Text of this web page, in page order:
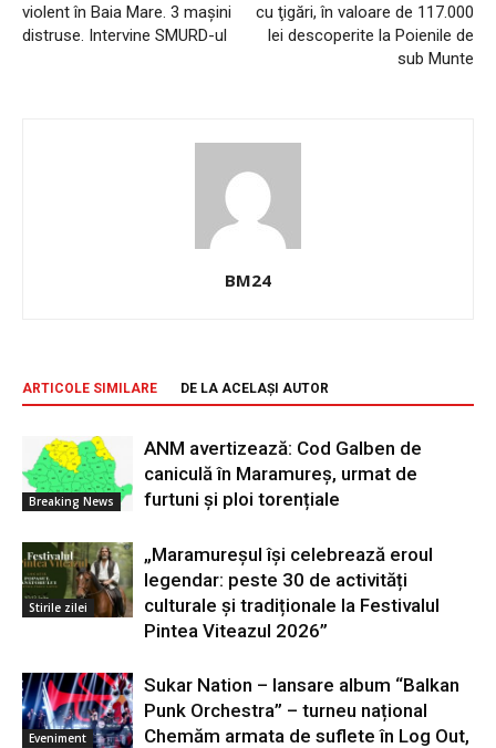
violent în Baia Mare. 3 mașini
distruse. Intervine SMURD-ul
cu ţigări, în valoare de 117.000
lei descoperite la Poienile de
sub Munte
BM24
ARTICOLE SIMILARE DE LA ACELAȘI AUTOR
Breaking News
ANM avertizează: Cod Galben de
caniculă în Maramureș, urmat de
furtuni și ploi torențiale
Stirile zilei
„Maramureșul își celebrează eroul
legendar: peste 30 de activități
culturale și tradiționale la Festivalul
Pintea Viteazul 2026”
Eveniment
Sukar Nation – lansare album “Balkan
Punk Orchestra” – turneu național
Chemăm armata de suflete în Log Out,